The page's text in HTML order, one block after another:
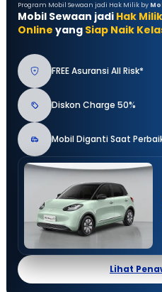
Program Mobil Sewaan jadi Hak Milik by
Mobil Sewaan jadi Hak
Online yang Siap Naik
FREE Asuransi All Risk*
Diskon Charge 50%
Mobil Diganti Saat
Lihat